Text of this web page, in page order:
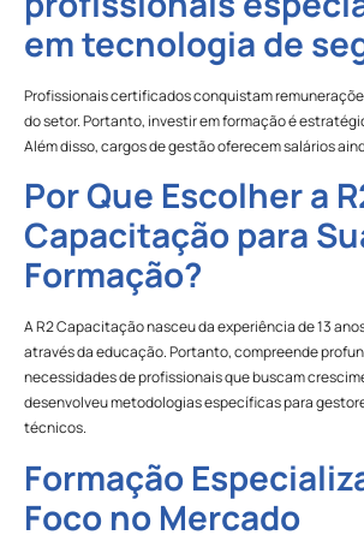
em tecnologia de
Profissionais certificados conquistam
do setor. Portanto, investir em formação é
Além disso, cargos de gestão oferecem salários
Por Que Escolher a
Capacitação para
Formação?
A R2 Capacitação nasceu da experiência de 13
através da educação. Portanto, compreende
necessidades de profissionais que buscam
desenvolveu metodologias específicas para
técnicos.
Formação
Foco no Mercado